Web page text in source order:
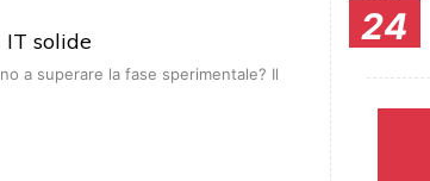
IT solide
a superare la fase sperimentale? Il
24